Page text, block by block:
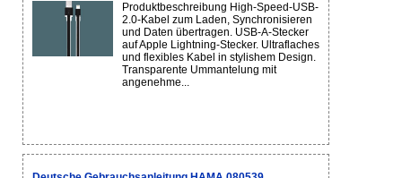
Produktbeschreibung High-Speed-USB-
2.0-Kabel zum Laden, Synchronisieren
und Daten übertragen. USB-A-Stecker
auf Apple Lightning-Stecker. Ultraflaches
und flexibles Kabel in stylishem Design.
Transparente Ummantelung mit
angenehme...